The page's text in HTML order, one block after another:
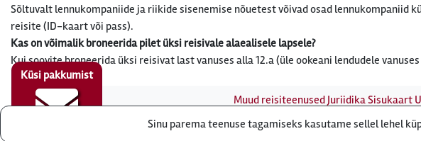
Sõltuvalt lennukompaniide ja riikide sisenemise nõuetest võivad osad lennukompaniid
reisite (ID-kaart või pass).
Kas on võimalik broneerida pilet üksi reisivale alaealisele lapsele?
Kui soovite broneerida üksi reisivat last vanuses alla 12.a (üle ookeani lendudele
Küsi pakkumist
Muud reisiteenusedJuriidikaSisukaart
Reisibüroo Reisiekspert, Roosikrantsi
Sinu parema teenuse tagamiseks kasutame sellel lehel